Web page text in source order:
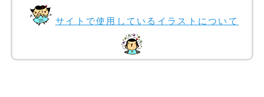
サイトで使用しているイラストについて